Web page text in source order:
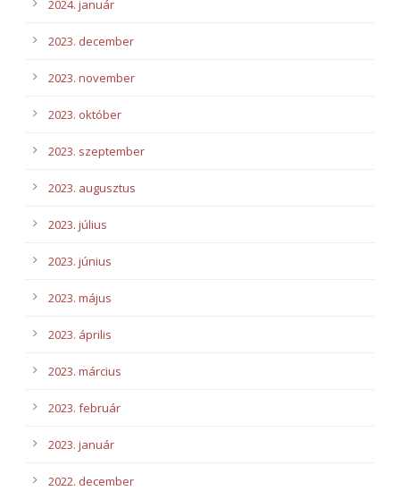
2024. január
2023. december
2023. november
2023. október
2023. szeptember
2023. augusztus
2023. július
2023. június
2023. május
2023. április
2023. március
2023. február
2023. január
2022. december